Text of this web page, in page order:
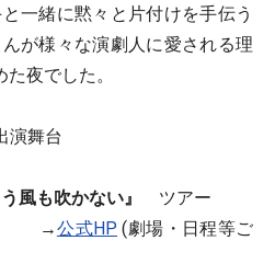
一緒に黙々と片付けを手伝う
が様々な演劇人に愛される理
夜でした。
演舞台
う風も吹かない』
ツアー
ザ →公式HP (劇場・日程等ご